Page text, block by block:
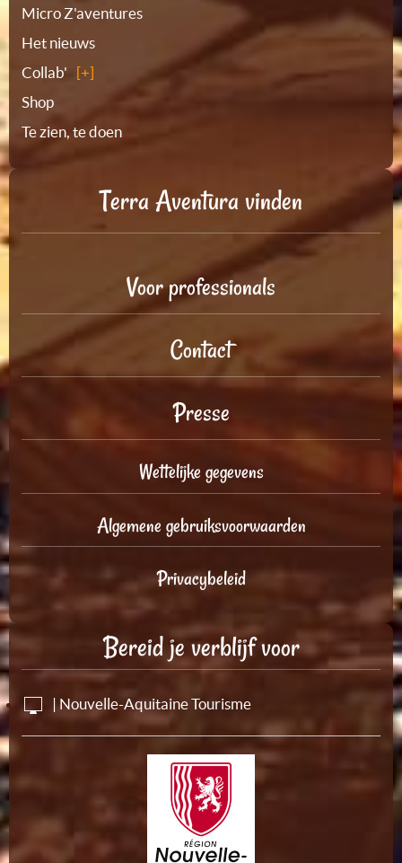
Micro Z'aventures
Het nieuws
Collab'
Shop
Te zien, te doen
Terra Aventura vinden
Voor professionals
Contact
Presse
Wettelijke gegevens
Algemene gebruiksvoorwaarden
Privacybeleid
Bereid je verblijf voor
| Nouvelle-Aquitaine Tourisme